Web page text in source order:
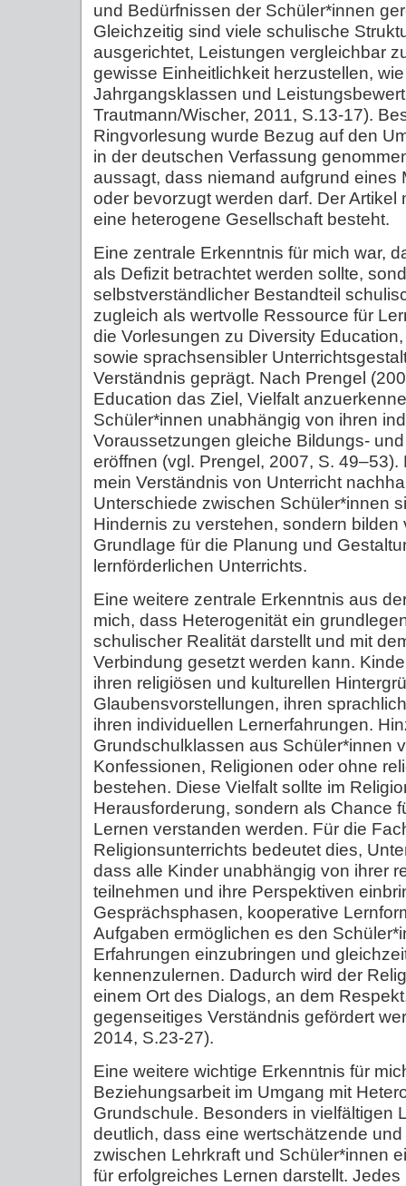
und Bedürfnissen der Schüler*innen
Gleichzeitig sind viele schulische
ausgerichtet, Leistungen vergleichbar
gewisse Einheitlichkeit herzustellen,
Jahrgangsklassen und
Trautmann/Wischer, 2011, S.13-17).
Ringvorlesung wurde Bezug auf den
in der deutschen Verfassung
aussagt, dass niemand aufgrund eines
oder bevorzugt werden darf. Der Artikel
eine heterogene Gesellschaft besteht.
Eine zentrale Erkenntnis für mich war,
als Defizit betrachtet werden sollte,
selbstverständlicher Bestandteil
zugleich als wertvolle Ressource für
die Vorlesungen zu Diversity
sowie sprachsensibler
Verständnis geprägt. Nach Prengel
Education das Ziel, Vielfalt
Schüler*innen unabhängig von ihren
Voraussetzungen gleiche Bildungs-
eröffnen (vgl. Prengel, 2007, S.
mein Verständnis von Unterricht
Unterschiede zwischen Schüler*innen
Hindernis zu verstehen, sondern bilden
Grundlage für die Planung und
lernförderlichen Unterrichts.
Eine weitere zentrale Erkenntnis aus
mich, dass Heterogenität ein
schulischer Realität darstellt und mit
Verbindung gesetzt werden kann.
ihren religiösen und kulturellen
Glaubensvorstellungen, ihren
ihren individuellen Lernerfahrungen.
Grundschulklassen aus Schüler*innen
Konfessionen, Religionen oder ohne
bestehen. Diese Vielfalt sollte im
Herausforderung, sondern als Chance
Lernen verstanden werden. Für die
Religionsunterrichts bedeutet dies,
dass alle Kinder unabhängig von ihrer
teilnehmen und ihre Perspektiven
Gesprächsphasen, kooperative
Aufgaben ermöglichen es den
Erfahrungen einzubringen und
kennenzulernen. Dadurch wird der
einem Ort des Dialogs, an dem
gegenseitiges Verständnis gefördert
2014, S.23-27).
Eine weitere wichtige Erkenntnis für
Beziehungsarbeit im Umgang mit
Grundschule. Besonders in vielfältigen
deutlich, dass eine wertschätzende
zwischen Lehrkraft und Schüler*innen
für erfolgreiches Lernen darstellt. Jedes